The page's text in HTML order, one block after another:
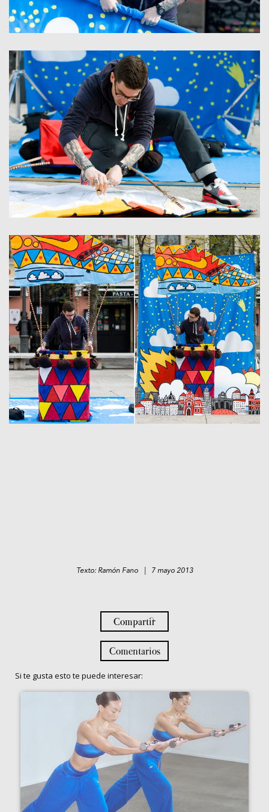
Texto: Ramón Fano | 7 mayo 2013
Compartir
Comentarios
Si te gusta esto te puede interesar: